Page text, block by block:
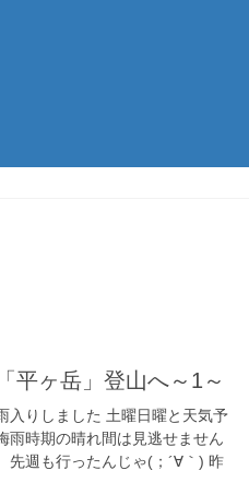
平ヶ岳」登山へ～1～
入りしました 土曜日曜と天気予
雨時期の晴れ間は見逃せません
先週も行ったんじゃ(；´∀｀) 昨